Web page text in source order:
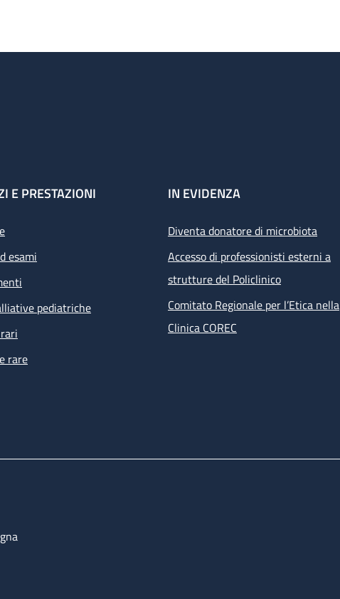
E PRESTAZIONI
esami
pediatriche
rare
IN EVIDENZA
Diventa donatore di microbiota
Accesso di professionisti esterni a
strutture del Policlinico
Comitato Regionale per l’Etica nella
Clinica COREC